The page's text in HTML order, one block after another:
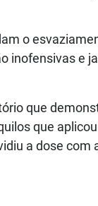
o
inofensivas e
que
que
a dose com